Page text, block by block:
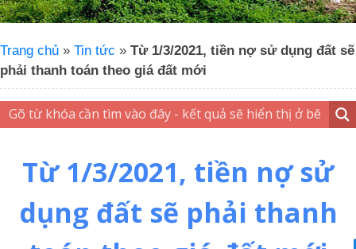
Trang chủ » Tin tức » Từ 1/3/2021, tiền nợ sử dụng đất sẽ
phải thanh toán theo giá đất mới
Từ 1/3/2021, tiền nợ sử
dụng đất sẽ phải thanh